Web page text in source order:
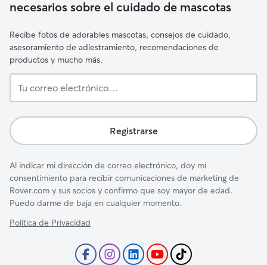
necesarios sobre el cuidado de mascotas
Recibe fotos de adorables mascotas, consejos de cuidado,
asesoramiento de adiestramiento, recomendaciones de
productos y mucho más.
correo
Registrarse
Al indicar mi dirección de correo electrónico, doy mi
consentimiento para recibir comunicaciones de marketing de
Rover.com y sus socios y confirmo que soy mayor de edad.
Puedo darme de baja en cualquier momento.
Política de Privacidad